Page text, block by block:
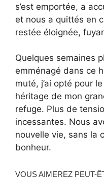
s’est emportée, a
et nous a quittés en
restée éloignée,
Quelques semaines
emménagé dans ce
muté, j’ai opté pour
héritage de mon
refuge. Plus de
incessantes. Nous
nouvelle vie, sans la
bonheur.